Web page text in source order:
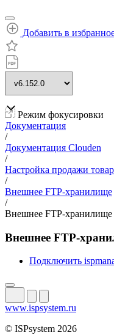
Добавить в
Режим фокусировки
Документация
/
Документация Clouden
/
Настройка продажи
/
Внешнее FTP-хранилище
/
Внешнее FTP-хранилище
Внешнее FTP-
Подключить
www.ispsystem.ru
© ISPsystem 2026